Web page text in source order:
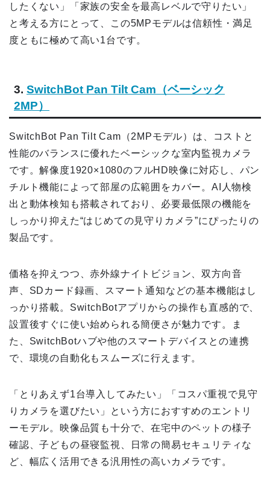
したくない」「家族の安全を最高レベルで守りたい」
と考える方にとって、この5MPモデルは信頼性・満足
度ともに極めて高い1台です。
3. SwitchBot Pan Tilt Cam（ベーシック
2MP）
SwitchBot Pan Tilt Cam（2MPモデル）は、コストと
性能のバランスに優れたベーシックな室内監視カメラ
です。解像度1920×1080のフルHD映像に対応し、パン
チルト機能によって部屋の広範囲をカバー。AI人物検
出と動体検知も搭載されており、必要最低限の機能を
しっかり抑えた“はじめての見守りカメラ”にぴったりの
製品です。
価格を抑えつつ、赤外線ナイトビジョン、双方向音
声、SDカード録画、スマート通知などの基本機能はし
っかり搭載。SwitchBotアプリからの操作も直感的で、
設置後すぐに使い始められる簡便さが魅力です。ま
た、SwitchBotハブや他のスマートデバイスとの連携
で、環境の自動化もスムーズに行えます。
「とりあえず1台導入してみたい」「コスパ重視で見守
りカメラを選びたい」という方におすすめのエントリ
ーモデル。映像品質も十分で、在宅中のペットの様子
確認、子どもの昼寝監視、日常の簡易セキュリティな
ど、幅広く活用できる汎用性の高いカメラです。